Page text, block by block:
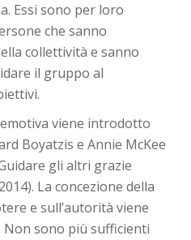
Essi sono per loro
che sanno
collettività e sanno
il gruppo al
viene introdotto
Boyatzis e Annie McKee
gli altri grazie
La concezione della
e sull’autorità viene
Non sono più sufficienti